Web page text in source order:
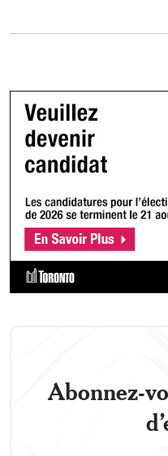
Abonnez-